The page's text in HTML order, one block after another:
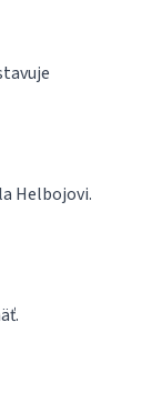
Helbojovi.